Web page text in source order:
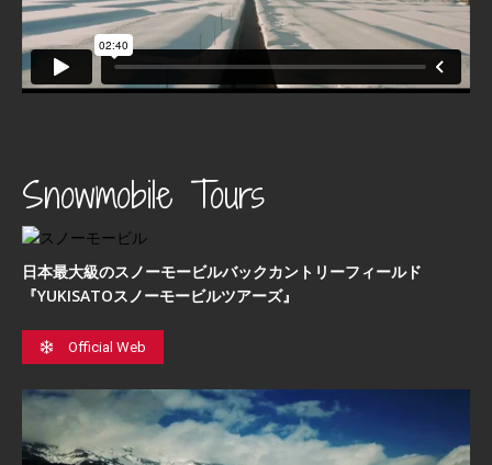
Snowmobile Tours
日本最⼤級のスノーモービルバックカントリーフィールド
『YUKISATOスノーモービルツアーズ』
Official Web